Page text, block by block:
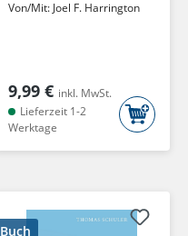
Von/Mit: Joel F. Harrington
9,99 € inkl. MwSt.
Lieferzeit 1-2
Werktage
Buch